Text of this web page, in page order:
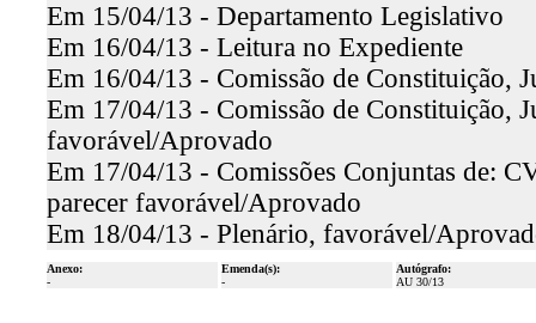
Em 15/04/13 - Departamento Legislativo
Em 16/04/13 - Leitura no Expediente
Em 16/04/13 - Comissão de Constituição,
Em 17/04/13 - Comissão de Constituição,
favorável/Aprovado
Em 17/04/13 - Comissões Conjuntas de:
parecer favorável/Aprovado
Em 18/04/13 - Plenário, favorável/
Anexo:
-
Emenda(s):
-
Autógrafo:
AU 30/13